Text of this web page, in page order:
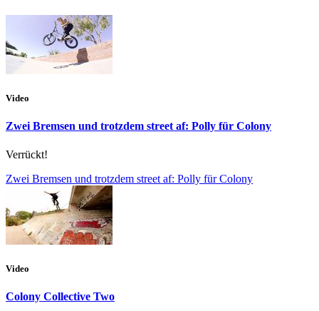
Video
Zwei Bremsen und trotzdem street af: Polly für Colony
Verrückt!
Zwei Bremsen und trotzdem street af: Polly für Colony
Video
Colony Collective Two